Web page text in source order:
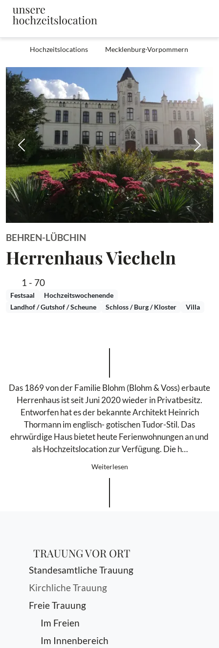
Hochzeitslocations Mecklenburg-Vorpommern
Zurück
BEHREN-LÜBCHIN
Herrenhaus Viecheln
1 - 70
Festsaal
Hochzeitswochenende
Landhof / Gutshof / Scheune
Schloss / Burg / Kloster Villa
Das 1869 von der Familie Blohm (Blohm & Voss) erbaute
Herrenhaus ist seit Juni 2020 wieder in Privatbesitz.
Entworfen hat es der bekannte Architekt Heinrich
Thormann im englisch- gotischen Tudor-Stil. Das
ehrwürdige Haus bietet heute Ferienwohnungen an und
als Hochzeitslocation zur Verfügung. Die h…
Weiterlesen
TRAUUNG VOR ORT
Standesamtliche Trauung
Kirchliche Trauung
Freie Trauung
Im Freien
Im Innenbereich